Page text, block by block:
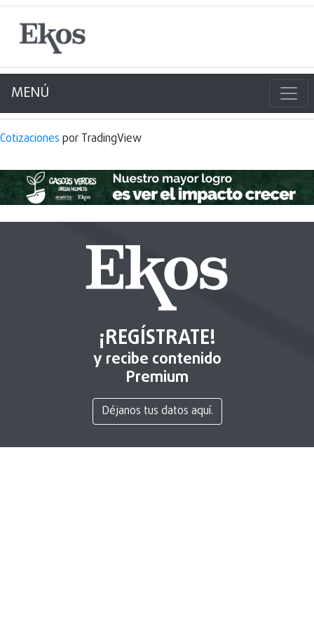
MENÚ
Cotizaciones por TradingView
¡REGÍSTRATE!
y recibe contenido
Premium
Déjanos tus datos aquí.